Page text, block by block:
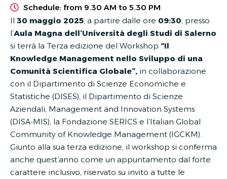
Schedule: from 9.30 AM to 5.30 PM
Il 30 maggio 2025 , a partire dalle ore 09:30 , presso
l’Aula Magna dell’Università degli Studi di Salerno
si terrà la Terza edizione del Workshop “Il
Knowledge Management nello Sviluppo di una
Comunità Scientifica Globale”, in collaborazione
con il Dipartimento di Scienze Economiche e
Statistiche (DISES), il Dipartimento di Scienze
Aziendali, Management and Innovation Systems
(DISA-MIS), la Fondazione SERICS e l’Italian Global
Community of Knowledge Management (IGCKM).
Giunto alla sua terza edizione, il workshop si conferma
anche quest’anno come un appuntamento dal forte
carattere inclusivo, riservato su invito a tutte le